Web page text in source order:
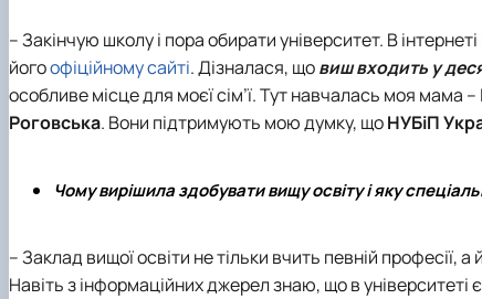
– Закінчую школу і пора обирати університет. В
йогоофіційному сайті. Дізналася, щовиш входить у
особливе місце для моєї сім’ї. Тут навчалась моя мама –
Роговська. Вони підтримують мою думку, щоНУБіП
Чому вирішила здобувати вищу освіту і яку
– Заклад вищої освіти не тільки вчить певній професії,
Навіть з інформаційних джерел знаю, що в університеті